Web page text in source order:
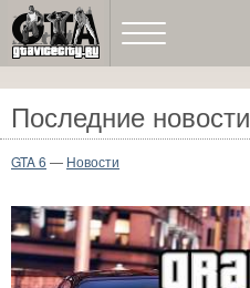
Последние
GTA 6 — Новости